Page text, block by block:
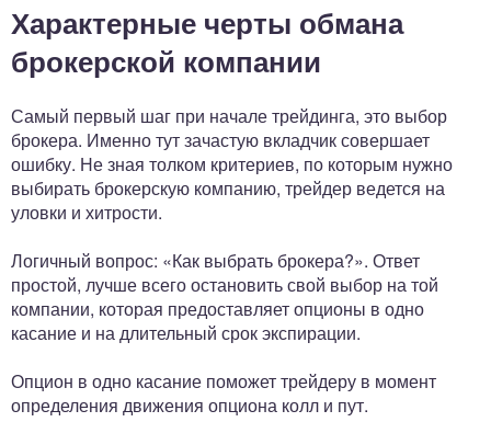
Характерные черты обмана
брокерской компании
Самый первый шаг при начале трейдинга, это выбор
брокера. Именно тут зачастую вкладчик совершает
ошибку. Не зная толком критериев, по которым нужно
выбирать брокерскую компанию, трейдер ведется на
уловки и хитрости.
Логичный вопрос: «Как выбрать брокера?». Ответ
простой, лучше всего остановить свой выбор на той
компании, которая предоставляет опционы в одно
касание и на длительный срок экспирации.
Опцион в одно касание поможет трейдеру в момент
определения движения опциона колл и пут.